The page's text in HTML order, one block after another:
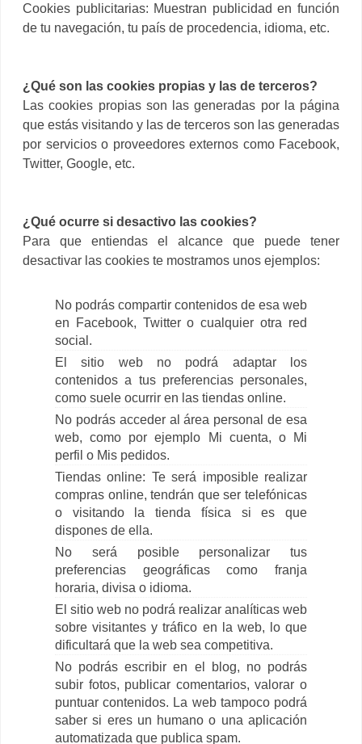
Cookies publicitarias: Muestran publicidad en función
de tu navegación, tu país de procedencia, idioma, etc.
¿Qué son las cookies propias y las de terceros?
Las cookies propias son las generadas por la página
que estás visitando y las de terceros son las generadas
por servicios o proveedores externos como Facebook,
Twitter, Google, etc.
¿Qué ocurre si desactivo las cookies?
Para que entiendas el alcance que puede tener
desactivar las cookies te mostramos unos ejemplos:
No podrás compartir contenidos de esa web
en Facebook, Twitter o cualquier otra red
social.
El sitio web no podrá adaptar los
contenidos a tus preferencias personales,
como suele ocurrir en las tiendas online.
No podrás acceder al área personal de esa
web, como por ejemplo Mi cuenta, o Mi
perfil o Mis pedidos.
Tiendas online: Te será imposible realizar
compras online, tendrán que ser telefónicas
o visitando la tienda física si es que
dispones de ella.
No será posible personalizar tus
preferencias geográficas como franja
horaria, divisa o idioma.
El sitio web no podrá realizar analíticas web
sobre visitantes y tráfico en la web, lo que
dificultará que la web sea competitiva.
No podrás escribir en el blog, no podrás
subir fotos, publicar comentarios, valorar o
puntuar contenidos. La web tampoco podrá
saber si eres un humano o una aplicación
automatizada que publica spam.